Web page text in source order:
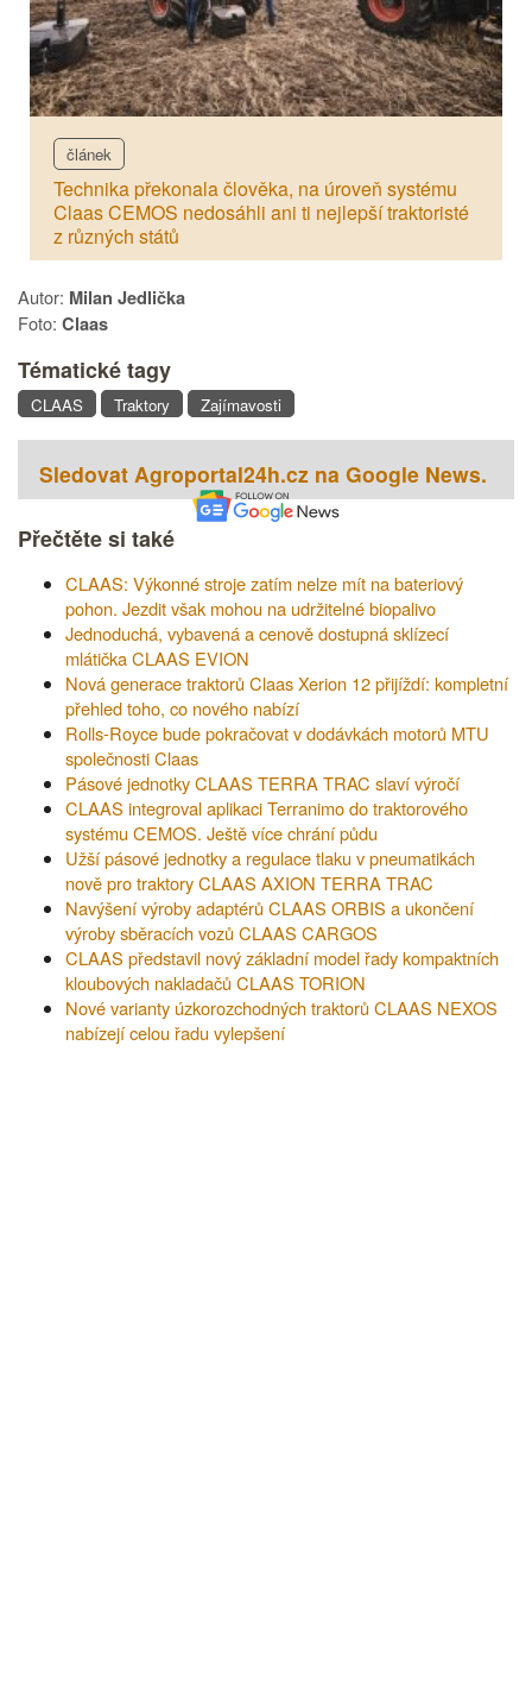
článek
Technika překonala člověka, na úroveň systému
Claas CEMOS nedosáhli ani ti nejlepší traktoristé
z různých států
Autor: Milan Jedlička
Foto: Claas
Tématické tagy
CLAAS Traktory Zajímavosti
Sledovat Agroportal24h.cz na Google News.
Přečtěte si také
CLAAS: Výkonné stroje zatím nelze mít na bateriový
pohon. Jezdit však mohou na udržitelné biopalivo
Jednoduchá, vybavená a cenově dostupná sklízecí
mlátička CLAAS EVION
Nová generace traktorů Claas Xerion 12 přijíždí: kompletní
přehled toho, co nového nabízí
Rolls-Royce bude pokračovat v dodávkách motorů MTU
společnosti Claas
Pásové jednotky CLAAS TERRA TRAC slaví výročí
CLAAS integroval aplikaci Terranimo do traktorového
systému CEMOS. Ještě více chrání půdu
Užší pásové jednotky a regulace tlaku v pneumatikách
nově pro traktory CLAAS AXION TERRA TRAC
Navýšení výroby adaptérů CLAAS ORBIS a ukončení
výroby sběracích vozů CLAAS CARGOS
CLAAS představil nový základní model řady kompaktních
kloubových nakladačů CLAAS TORION
Nové varianty úzkorozchodných traktorů CLAAS NEXOS
nabízejí celou řadu vylepšení